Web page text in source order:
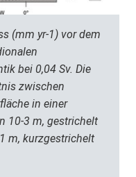
(mm yr-1) vor dem
bei 0,04 Sv. Die
zwischen
in einer
10-3 m, gestrichelt
m, kurzgestrichelt